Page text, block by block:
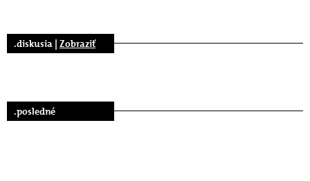
.diskusia | Zobraziť
.posledné